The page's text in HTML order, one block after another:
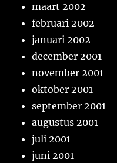
maart 2002
februari 2002
januari 2002
december 2001
november 2001
oktober 2001
september 2001
augustus 2001
juli 2001
juni 2001